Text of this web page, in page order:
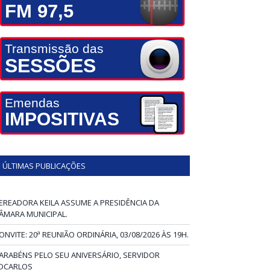
FM 97,5
Transmissão das
SESSÕES
Emendas
IMPOSITIVAS
ÚLTIMAS PUBLICAÇÕES
KEILA ASSUME A PRESIDÊNCIA DA
MUNICIPAL.
20ª REUNIÃO ORDINÁRIA, 03/08/2026 ÀS 19H.
PELO SEU ANIVERSÁRIO, SERVIDOR